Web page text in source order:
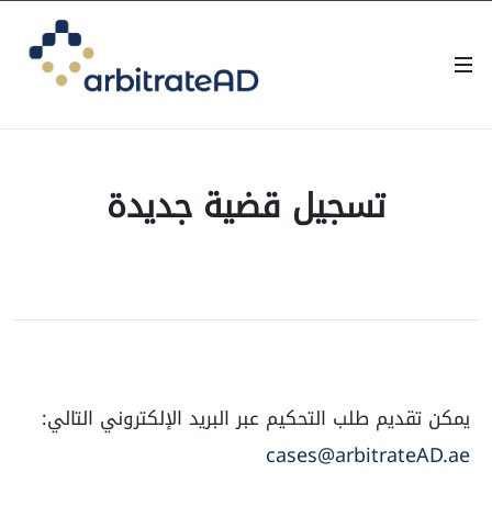
تسجيل قضية جديدة
يمكن تقديم طلب التحكيم عبر البريد الإلكتروني التالي:
cases@arbitrateAD.ae